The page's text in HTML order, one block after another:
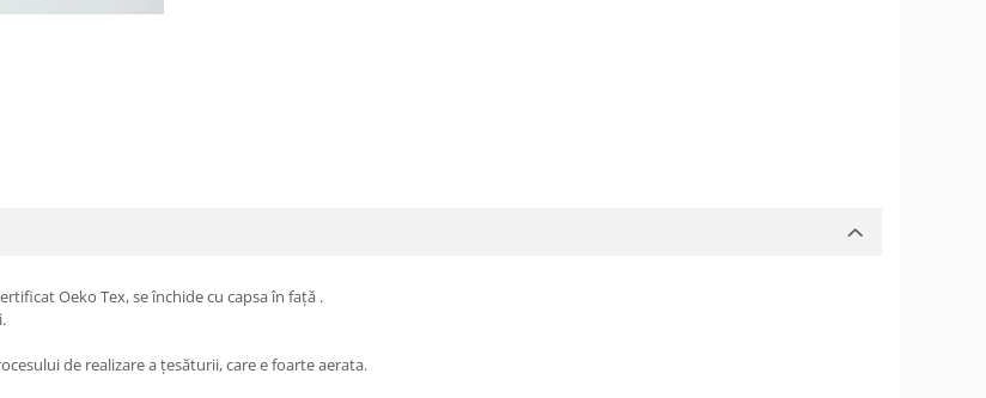
Oeko Tex, se închide cu capsa în față .
de realizare a țesăturii, care e foarte aerata.